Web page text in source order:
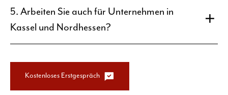
5. Arbeiten Sie auch für Unternehmen in
Kassel und Nordhessen?
Kostenloses Erstgespräch